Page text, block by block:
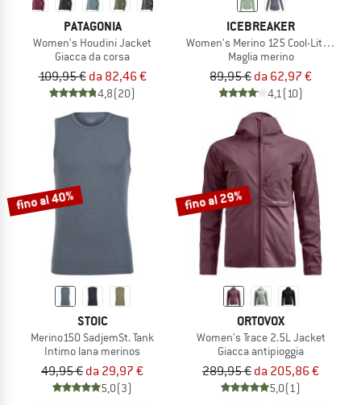
PATAGONIA
Women's Houdini Jacket
Giacca da corsa
109,95 € da 82,46 €
4,8(20)
ICEBREAKER
Women's Merino 125 Cool-Lite
Maglia merino
89,95 € da 62,97 €
4,1(10)
fino al 40%
STOIC
Merino150 SadjemSt. Tank
Intimo lana merinos
49,95 € da 29,97 €
5,0(3)
fino al 29%
ORTOVOX
Women's Trace 2.5L Jacket
Giacca antipioggia
289,95 € da 205,86 €
5,0(1)